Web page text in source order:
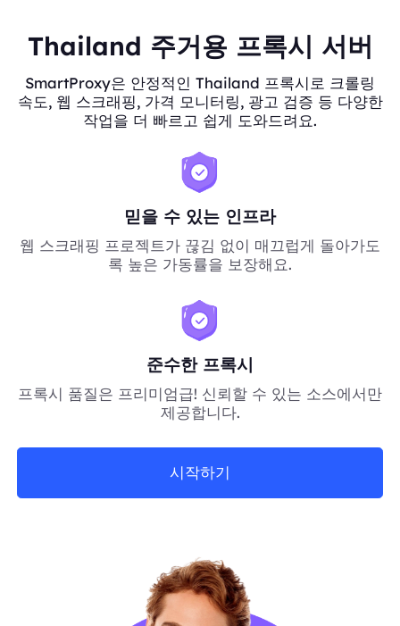
Thailand 주거용 프록시 서버
SmartProxy은 안정적인 Thailand 프록시로 크롤링
속도, 웹 스크래핑, 가격 모니터링, 광고 검증 등 다양한
작업을 더 빠르고 쉽게 도와드려요.
믿을 수 있는 인프라
웹 스크래핑 프로젝트가 끊김 없이 매끄럽게 돌아가도
록 높은 가동률을 보장해요.
준수한 프록시
프록시 품질은 프리미엄급! 신뢰할 수 있는 소스에서만
제공합니다.
시작하기